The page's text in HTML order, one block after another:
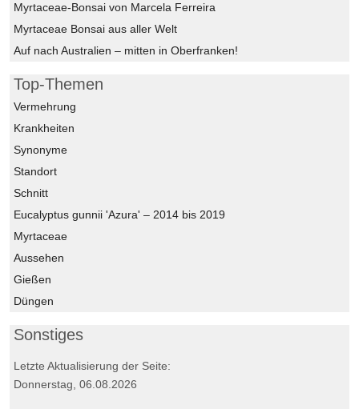
Myrtaceae-Bonsai von Marcela Ferreira
Myrtaceae Bonsai aus aller Welt
Auf nach Australien – mitten in Oberfranken!
Top-Themen
Vermehrung
Krankheiten
Synonyme
Standort
Schnitt
Eucalyptus gunnii 'Azura' – 2014 bis 2019
Myrtaceae
Aussehen
Gießen
Düngen
Sonstiges
Letzte Aktualisierung der Seite:
Donnerstag, 06.08.2026